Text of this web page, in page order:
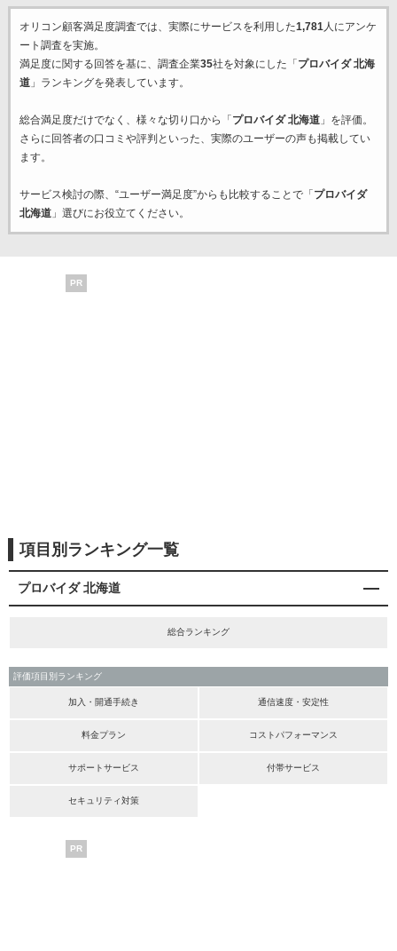
オリコン顧客満足度調査では、実際にサービスを利用した1,781人にアンケ
ート調査を実施。
満足度に関する回答を基に、調査企業35社を対象にした「 プロバイダ 北海
道」ランキングを発表しています。
総合満足度だけでなく、様々な切り口から「 プロバイダ 北海道」を評価。
さらに回答者の口コミや評判といった、実際のユーザーの声も掲載してい
ます。
サービス検討の際、“ユーザー満足度”からも比較することで「 プロバイダ
北海道」選びにお役立てください。
PR
項目別ランキング一覧
プロバイダ 北海道
総合ランキング
評価項目別ランキング
加入・開通手続き 通信速度・安定性
料金プラン コストパフォーマンス
サポートサービス 付帯サービス
セキュリティ対策
PR